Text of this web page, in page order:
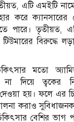
এটি এমইটি
করে
পারে। তৃতীয়ত,
টিউমারের বিরুদ্ধে
মতো
না দিয়ে ত্বকের
হয়। ফলে এর
করাও
বেশির ভাগ